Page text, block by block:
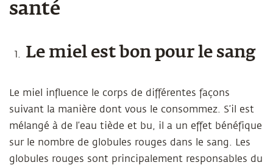
santé
Le miel est bon pour le sang
Le miel influence le corps de différentes façons
suivant la manière dont vous le consommez. S’il est
mélangé à de l’eau tiède et bu, il a un effet bénéfique
sur le nombre de globules rouges dans le sang. Les
globules rouges sont principalement responsables du